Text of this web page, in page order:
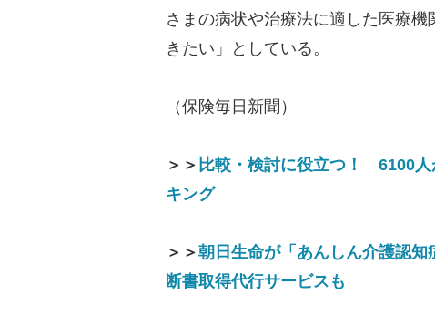
さまの病状や治療法に適した医療
きたい」としている。
（保険毎日新聞）
＞＞ 比較・検討に役立つ！ 6100人
キング
＞＞朝日生命が「あんしん介護認
断書取得代行サービスも